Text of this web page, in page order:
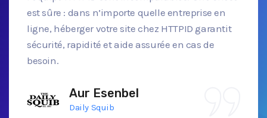
est sûre : dans n’importe quelle entreprise en
ligne, héberger votre site chez HTTPID garantit
sécurité, rapidité et aide assurée en cas de
besoin.
Aur Esenbel
Daily Squib